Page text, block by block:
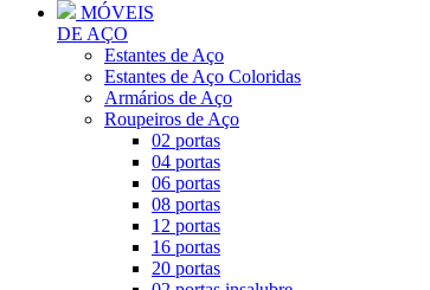
MÓVEIS
DE AÇO
Estantes de Aço
Estantes de Aço Coloridas
Armários de Aço
Roupeiros de Aço
02 portas
04 portas
06 portas
08 portas
12 portas
16 portas
20 portas